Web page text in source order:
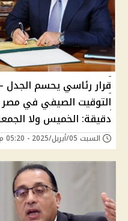
قرار رئاسي يحسم الجدل
دقيقة: الخميس ولا
السبت 05/أبريل/2025 - 05:20 م